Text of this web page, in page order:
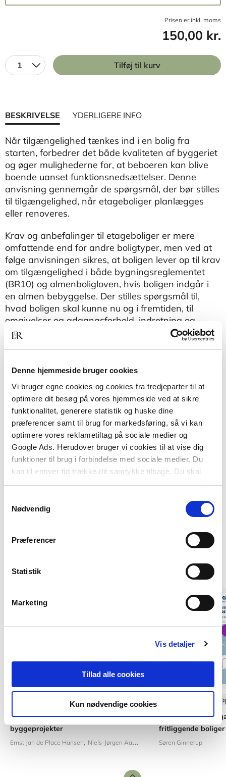
Denne hjemmeside bruger cookies
Vi bruger egne cookies og cookies fra tredjeparter til at
optimere dit besøg på vores hjemmeside ved at sikre
funktionalitet, generere statistik og huske dine
præferencer samt til brug for markedsføring, så vi kan
optimere vores reklametiltag på sociale medier og
Google Ads. Herudover bruger vi cookies til at vise dig
funktioner til brug i forbindelse med sociale medier. Du
kan til enhver tid trække dit samtykke tilbage. Du skal
være opmærksom på, at vores hjemmeside muligvis ikke
tilbagetrækker et samtykke.
Nødvendig
Præferencer
Statistik
Marketing
Vis detaljer
Tillad alle cookies
Kun nødvendige cookies
Prisen er inkl, moms
150,00 kr.
1 Tilføj til kurv
BESKRIVELSE YDERLIGERE INFO
Når tilgængelighed tænkes ind i en bolig fra
starten, forbedrer det både kvaliteten af byggeriet
og øger mulighederne for, at beboeren kan blive
boende uanset funktionsnedsættelser. Denne
anvisning gennemgår de spørgsmål, der bør stilles
til tilgængelighed, når etageboliger planlægges
eller renoveres.
Krav og anbefalinger til etageboliger er mere
omfattende end for andre boligtyper, men ved at
følge anvisningen sikres, at boligen lever op til krav
om tilgængelighed i både bygningsreglementet
(BR10) og almenboligloven, hvis boligen indgår i
en almen bebyggelse. Der stilles spørgsmål til,
hvad boligen skal kunne nu og i fremtiden, til
omgivelser og adgangsforhold, indretning og
indeklima.
efter BR15, da der i forhold til BR10 ikke er ændret
Formålet med anvisningen er, at bygherre og
rådgivere allerede tidligt i en bygge- eller
renoveringsproces forholder sig til aspekter og
krav vedrørende tilgængelighed i etageboliger.
Af samme forfatter
Softcover med flapper
Anvisning 246: Granskning af
byggeprojekter
Ernst Jan de Place Hansen Niels-Jørgen Aagaard Søren Ginnerup
Softcover med
Anvisning 260:
fritliggende boliger
Søren Ginnerup